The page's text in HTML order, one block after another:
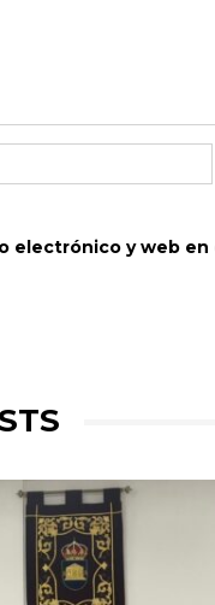
electrónico y web